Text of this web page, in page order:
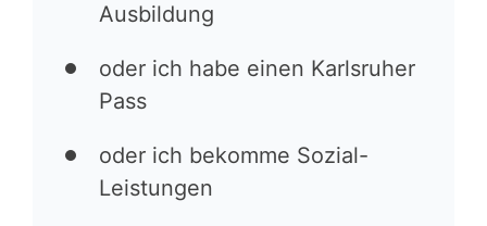
Ausbildung
oder ich habe einen Karlsruher
Pass
oder ich bekomme Sozial-
Leistungen